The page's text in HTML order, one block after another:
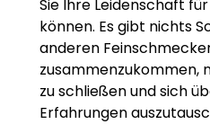
Sie Ihre Leidenschaft
können. Es gibt nichts
anderen
zusammenzukommen,
zu schließen und sich
Erfahrungen